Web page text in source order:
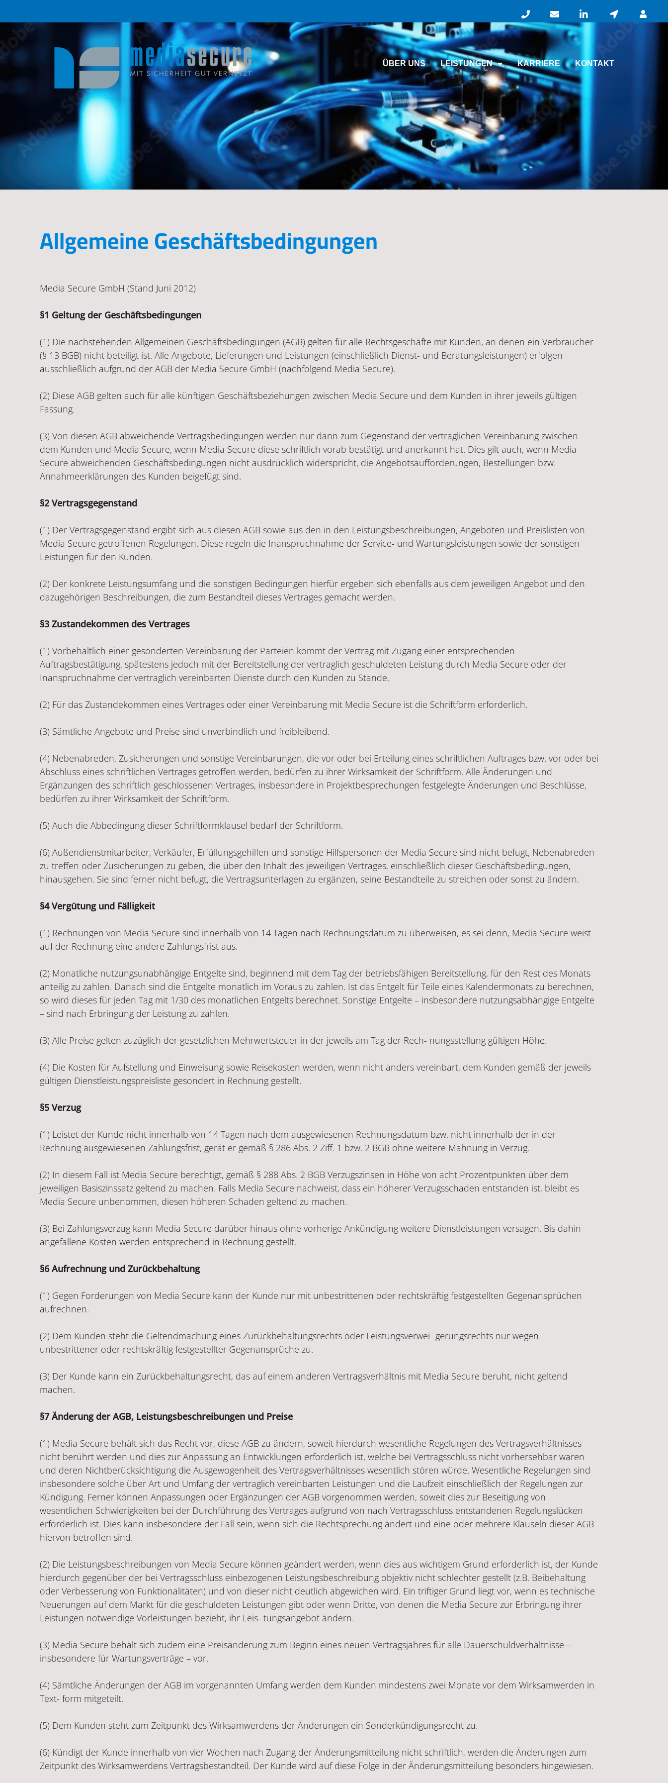
ÜBER UNS LEISTUNGEN KARRIERE KONTAKT
Allgemeine Geschäftsbedingungen
Media Secure GmbH (Stand Juni 2012)
§1 Geltung der Geschäftsbedingungen
(1) Die nachstehenden Allgemeinen Geschäftsbedingungen (AGB) gelten für alle Rechtsgeschäfte mit Kunden, an denen ein Verbraucher
(§ 13 BGB) nicht beteiligt ist. Alle Angebote, Lieferungen und Leistungen (einschließlich Dienst- und Beratungsleistungen) erfolgen
ausschließlich aufgrund der AGB der Media Secure GmbH (nachfolgend Media Secure).
(2) Diese AGB gelten auch für alle künftigen Geschäftsbeziehungen zwischen Media Secure und dem Kunden in ihrer jeweils gültigen
Fassung.
(3) Von diesen AGB abweichende Vertragsbedingungen werden nur dann zum Gegenstand der vertraglichen Vereinbarung zwischen
dem Kunden und Media Secure, wenn Media Secure diese schriftlich vorab bestätigt und anerkannt hat. Dies gilt auch, wenn Media
Secure abweichenden Geschäftsbedingungen nicht ausdrücklich widerspricht, die Angebotsaufforderungen, Bestellungen bzw.
Annahmeerklärungen des Kunden beigefügt sind.
§2 Vertragsgegenstand
(1) Der Vertragsgegenstand ergibt sich aus diesen AGB sowie aus den in den Leistungsbeschreibungen, Angeboten und Preislisten von
Media Secure getroffenen Regelungen. Diese regeln die Inanspruchnahme der Service- und Wartungsleistungen sowie der sonstigen
Leistungen für den Kunden.
(2) Der konkrete Leistungsumfang und die sonstigen Bedingungen hierfür ergeben sich ebenfalls aus dem jeweiligen Angebot und den
dazugehörigen Beschreibungen, die zum Bestandteil dieses Vertrages gemacht werden.
§3 Zustandekommen des Vertrages
(1) Vorbehaltlich einer gesonderten Vereinbarung der Parteien kommt der Vertrag mit Zugang einer entsprechenden
Auftragsbestätigung, spätestens jedoch mit der Bereitstellung der vertraglich geschuldeten Leistung durch Media Secure oder der
Inanspruchnahme der vertraglich vereinbarten Dienste durch den Kunden zu Stande.
(2) Für das Zustandekommen eines Vertrages oder einer Vereinbarung mit Media Secure ist die Schriftform erforderlich.
(3) Sämtliche Angebote und Preise sind unverbindlich und freibleibend.
(4) Nebenabreden, Zusicherungen und sonstige Vereinbarungen, die vor oder bei Erteilung eines schriftlichen Auftrages bzw. vor oder bei
Abschluss eines schriftlichen Vertrages getroffen werden, bedürfen zu ihrer Wirksamkeit der Schriftform. Alle Änderungen und
Ergänzungen des schriftlich geschlossenen Vertrages, insbesondere in Projektbesprechungen festgelegte Änderungen und Beschlüsse,
bedürfen zu ihrer Wirksamkeit der Schriftform.
(5) Auch die Abbedingung dieser Schriftformklausel bedarf der Schriftform.
(6) Außendienstmitarbeiter, Verkäufer, Erfüllungsgehilfen und sonstige Hilfspersonen der Media Secure sind nicht befugt, Nebenabreden
zu treffen oder Zusicherungen zu geben, die über den Inhalt des jeweiligen Vertrages, einschließlich dieser Geschäftsbedingungen,
hinausgehen. Sie sind ferner nicht befugt, die Vertragsunterlagen zu ergänzen, seine Bestandteile zu streichen oder sonst zu ändern.
§4 Vergütung und Fälligkeit
(1) Rechnungen von Media Secure sind innerhalb von 14 Tagen nach Rechnungsdatum zu überweisen, es sei denn, Media Secure weist
auf der Rechnung eine andere Zahlungsfrist aus.
(2) Monatliche nutzungsunabhängige Entgelte sind, beginnend mit dem Tag der betriebsfähigen Bereitstellung, für den Rest des Monats
anteilig zu zahlen. Danach sind die Entgelte monatlich im Voraus zu zahlen. Ist das Entgelt für Teile eines Kalendermonats zu berechnen,
so wird dieses für jeden Tag mit 1/30 des monatlichen Entgelts berechnet. Sonstige Entgelte – insbesondere nutzungsabhängige Entgelte
– sind nach Erbringung der Leistung zu zahlen.
(3) Alle Preise gelten zuzüglich der gesetzlichen Mehrwertsteuer in der jeweils am Tag der Rech- nungsstellung gültigen Höhe.
(4) Die Kosten für Aufstellung und Einweisung sowie Reisekosten werden, wenn nicht anders vereinbart, dem Kunden gemäß der jeweils
gültigen Dienstleistungspreisliste gesondert in Rechnung gestellt.
§5 Verzug
(1) Leistet der Kunde nicht innerhalb von 14 Tagen nach dem ausgewiesenen Rechnungsdatum bzw. nicht innerhalb der in der
Rechnung ausgewiesenen Zahlungsfrist, gerät er gemäß § 286 Abs. 2 Ziff. 1 bzw. 2 BGB ohne weitere Mahnung in Verzug.
(2) In diesem Fall ist Media Secure berechtigt, gemäß § 288 Abs. 2 BGB Verzugszinsen in Höhe von acht Prozentpunkten über dem
jeweiligen Basiszinssatz geltend zu machen. Falls Media Secure nachweist, dass ein höherer Verzugsschaden entstanden ist, bleibt es
Media Secure unbenommen, diesen höheren Schaden geltend zu machen.
(3) Bei Zahlungsverzug kann Media Secure darüber hinaus ohne vorherige Ankündigung weitere Dienstleistungen versagen. Bis dahin
angefallene Kosten werden entsprechend in Rechnung gestellt.
§6 Aufrechnung und Zurückbehaltung
(1) Gegen Forderungen von Media Secure kann der Kunde nur mit unbestrittenen oder rechtskräftig festgestellten Gegenansprüchen
aufrechnen.
(2) Dem Kunden steht die Geltendmachung eines Zurückbehaltungsrechts oder Leistungsverwei- gerungsrechts nur wegen
unbestrittener oder rechtskräftig festgestellter Gegenansprüche zu.
(3) Der Kunde kann ein Zurückbehaltungsrecht, das auf einem anderen Vertragsverhältnis mit Media Secure beruht, nicht geltend
machen.
§7 Änderung der AGB, Leistungsbeschreibungen und Preise
(1) Media Secure behält sich das Recht vor, diese AGB zu ändern, soweit hierdurch wesentliche Regelungen des Vertragsverhältnisses
nicht berührt werden und dies zur Anpassung an Entwicklungen erforderlich ist, welche bei Vertragsschluss nicht vorhersehbar waren
und deren Nichtberücksichtigung die Ausgewogenheit des Vertragsverhältnisses wesentlich stören würde. Wesentliche Regelungen sind
insbesondere solche über Art und Umfang der vertraglich vereinbarten Leistungen und die Laufzeit einschließlich der Regelungen zur
Kündigung. Ferner können Anpassungen oder Ergänzungen der AGB vorgenommen werden, soweit dies zur Beseitigung von
wesentlichen Schwierigkeiten bei der Durchführung des Vertrages aufgrund von nach Vertragsschluss entstandenen Regelungslücken
erforderlich ist. Dies kann insbesondere der Fall sein, wenn sich die Rechtsprechung ändert und eine oder mehrere Klauseln dieser AGB
hiervon betroffen sind.
(2) Die Leistungsbeschreibungen von Media Secure können geändert werden, wenn dies aus wichtigem Grund erforderlich ist, der Kunde
hierdurch gegenüber der bei Vertragsschluss einbezogenen Leistungsbeschreibung objektiv nicht schlechter gestellt (z.B. Beibehaltung
oder Verbesserung von Funktionalitäten) und von dieser nicht deutlich abgewichen wird. Ein triftiger Grund liegt vor, wenn es technische
Neuerungen auf dem Markt für die geschuldeten Leistungen gibt oder wenn Dritte, von denen die Media Secure zur Erbringung ihrer
Leistungen notwendige Vorleistungen bezieht, ihr Leis- tungsangebot ändern.
(3) Media Secure behält sich zudem eine Preisänderung zum Beginn eines neuen Vertragsjahres für alle Dauerschuldverhältnisse –
insbesondere für Wartungsverträge – vor.
(4) Sämtliche Änderungen der AGB im vorgenannten Umfang werden dem Kunden mindestens zwei Monate vor dem Wirksamwerden in
Text- form mitgeteilt.
(5) Dem Kunden steht zum Zeitpunkt des Wirksamwerdens der Änderungen ein Sonderkündigungsrecht zu.
(6) Kündigt der Kunde innerhalb von vier Wochen nach Zugang der Änderungsmitteilung nicht schriftlich, werden die Änderungen zum
Zeitpunkt des Wirksamwerdens Vertragsbestandteil. Der Kunde wird auf diese Folge in der Änderungsmitteilung besonders hingewiesen.